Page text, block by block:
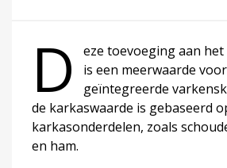
D
eze toevoeging aan
is een meerwaarde
geïntegreerde
de karkaswaarde is gebaseerd
karkasonderdelen, zoals
en ham.